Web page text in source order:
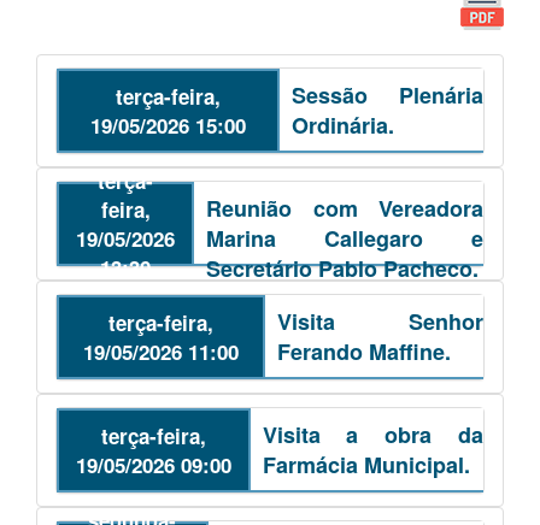
terça-feira,
19/05/2026 15:00
Sessão Plenária
Ordinária.
terça-
feira,
19/05/2026
13:30
Reunião com Vereadora
Marina Callegaro e
Secretário Pablo Pacheco.
terça-feira,
19/05/2026 11:00
Visita Senhor
Ferando Maffine.
terça-feira,
19/05/2026 09:00
Visita a obra da
Farmácia Municipal.